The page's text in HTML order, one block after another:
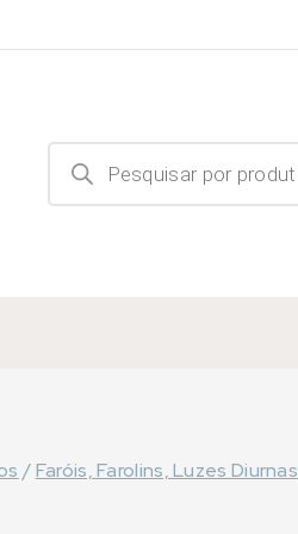
Products
search
/Faróis, Farolins, Luzes Diurnas